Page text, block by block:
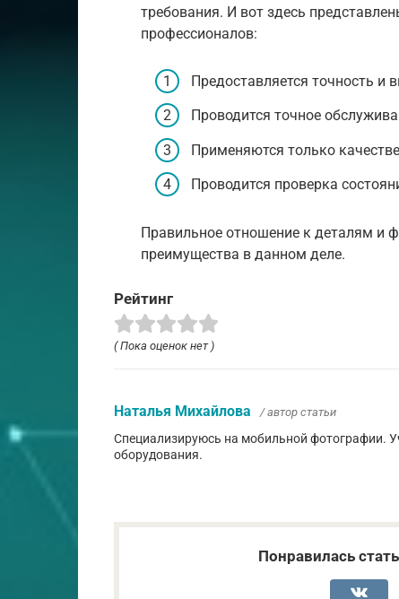
требования. И вот здесь
профессионалов:
Предоставляется точность и
Проводится точное
Применяются только
Проводится проверка
Правильное отношение к деталям и
преимущества в данном деле.
Рейтинг
( Пока оценок нет )
Наталья Михайлова / автор статьи
Специализируюсь на мобильной фотографии.
оборудования.
Понравилась